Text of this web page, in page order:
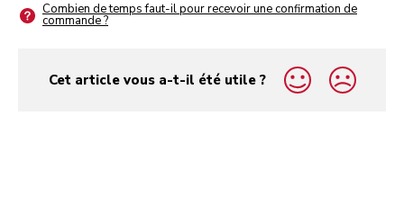
Combien de temps faut-il pour recevoir une confirmation de
commande ?
Cet article vous a-t-il été utile ?
yes
no